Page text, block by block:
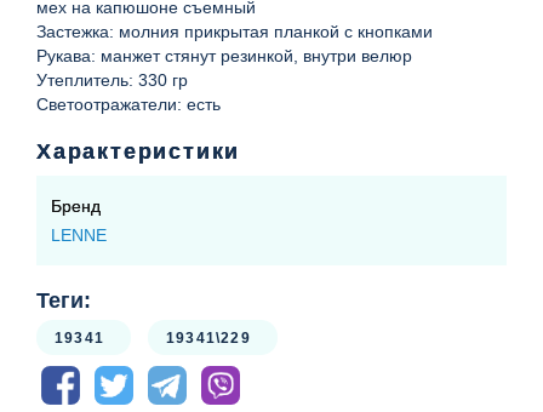
мех на капюшоне съемный
Застежка: молния прикрытая планкой с кнопками
Рукава: манжет стянут резинкой, внутри велюр
Утеплитель: 330 гр
Светоотражатели: есть
Характеристики
Бренд
LENNE
Теги:
19341 19341\229